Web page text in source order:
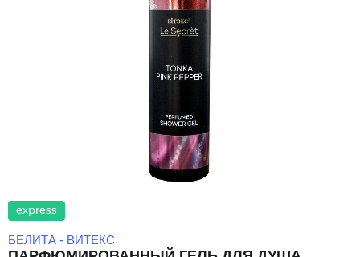
express
БЕЛИТА - ВИТЕКС